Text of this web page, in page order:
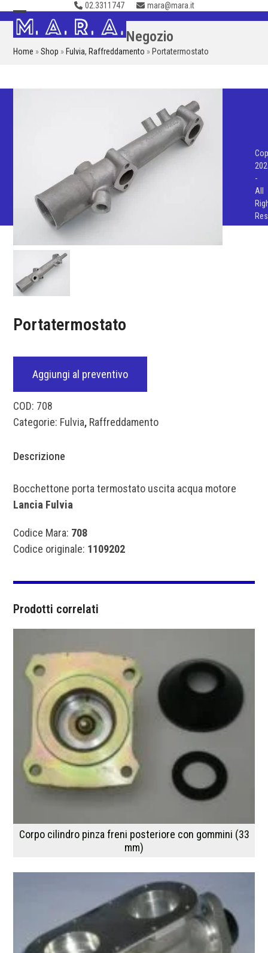
Skip
to
content
02.3311747 mara@mara.it
Open
mobile
Close
mobile
Negozio
Home »Shop » Fulvia, Raffreddamento » Portatermostato
Portatermostato
Aggiungi al preventivo
COD: 708
Categorie: Fulvia, Raffreddamento
Descrizione
Bocchettone porta termostato uscita acqua motore
Lancia Fulvia
Codice Mara: 708
Codice originale: 1109202
Prodotti correlati
Corpo cilindro pinza freni posteriore con gommini (33
mm)
-
All